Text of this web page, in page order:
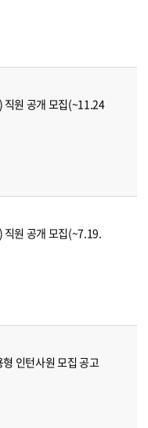
직원 공개 모집(~11.24
직원 공개 모집(~7.19.
인턴사원 모집 공고